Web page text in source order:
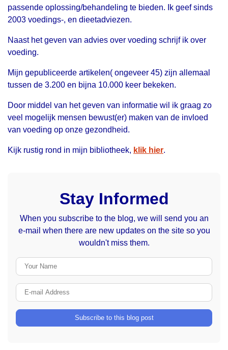
passende oplossing/behandeling te bieden. Ik geef sinds
2003 voedings-, en dieetadviezen.
Naast het geven van advies over voeding schrijf ik over
voeding.
Mijn gepubliceerde artikelen( ongeveer 45) zijn allemaal
tussen de 3.200 en bijna 10.000 keer bekeken.
Door middel van het geven van informatie wil ik graag zo
veel mogelijk mensen bewust(er) maken van de invloed
van voeding op onze gezondheid.
Kijk rustig rond in mijn bibliotheek, klik hier.
Stay Informed
When you subscribe to the blog, we will send you an
e-mail when there are new updates on the site so you
wouldn't miss them.
Subscribe to this blog post